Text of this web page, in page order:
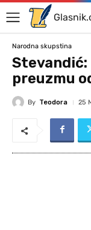
Narodna skupstina
Stevandić:
preuzmu
By Teodora 25